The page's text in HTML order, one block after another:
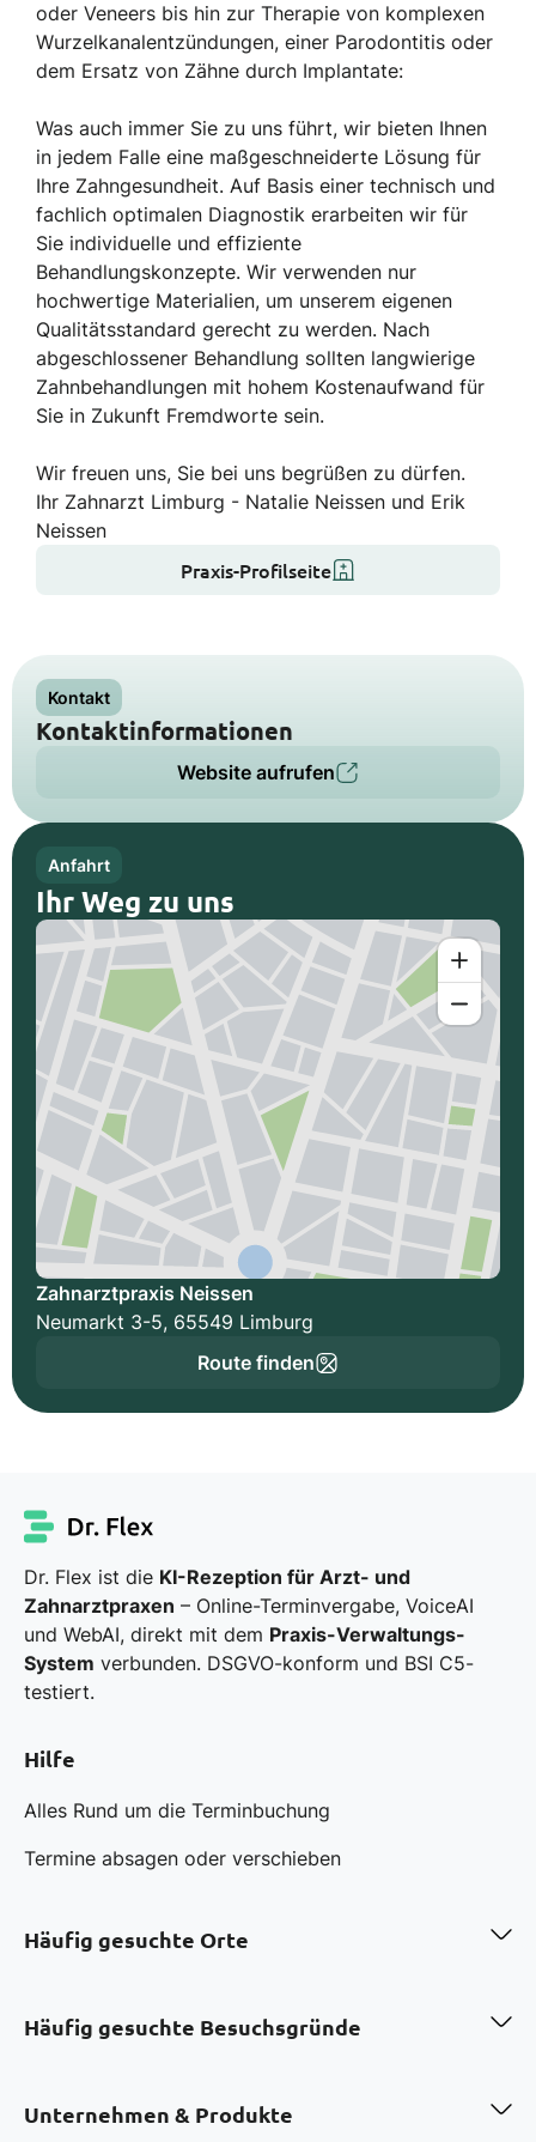
oder Veneers bis hin zur Therapie von komplexen
Wurzelkanalentzündungen, einer Parodontitis oder
dem Ersatz von Zähne durch Implantate:
Was auch immer Sie zu uns führt, wir bieten Ihnen
in jedem Falle eine maßgeschneiderte Lösung für
Ihre Zahngesundheit. Auf Basis einer technisch und
fachlich optimalen Diagnostik erarbeiten wir für
Sie individuelle und effiziente
Behandlungskonzepte. Wir verwenden nur
hochwertige Materialien, um unserem eigenen
Qualitätsstandard gerecht zu werden. Nach
abgeschlossener Behandlung sollten langwierige
Zahnbehandlungen mit hohem Kostenaufwand für
Sie in Zukunft Fremdworte sein.
Wir freuen uns, Sie bei uns begrüßen zu dürfen.
Ihr Zahnarzt Limburg - Natalie Neissen und Erik
Neissen
Praxis-Profilseite
Kontakt
Kontaktinformationen
Website aufrufen
Anfahrt
Ihr Weg zu uns
Zahnarztpraxis Neissen
Neumarkt 3-5, 65549 Limburg
Route finden
Dr. Flex ist die KI-Rezeption für Arzt- und
Zahnarztpraxen – Online-Terminvergabe, VoiceAI
und WebAI, direkt mit dem Praxis-Verwaltungs-
System verbunden. DSGVO-konform und BSI C5-
testiert.
Hilfe
Alles Rund um die Terminbuchung
Termine absagen oder verschieben
Häufig gesuchte Orte
Zahnarzt in Hamburg
Zahnarzt in München
Zahnarzt in Düsseldorf
Häufig gesuchte Besuchsgründe
Bleaching in München
Invisalign in Düsseldorf
Unternehmen & Produkte